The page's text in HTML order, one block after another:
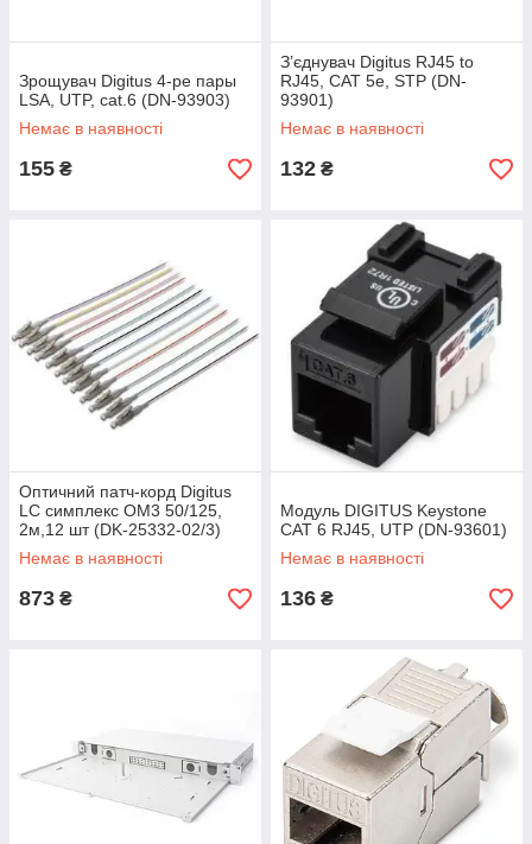
Зрощувач Digitus 4-ре пары
LSA, UTP, cat.6 (DN-93903)
Немає в наявності
155 ₴
З’єднувач Digitus RJ45 to
RJ45, CAT 5e, STP (DN-
93901)
Немає в наявності
132 ₴
Оптичний патч-корд Digitus
LC симплекс OM3 50/125,
2м,12 шт (DK-25332-02/3)
Немає в наявності
873 ₴
Модуль DIGITUS Keystone
CАТ 6 RJ45, UTP (DN-93601)
Немає в наявності
136 ₴